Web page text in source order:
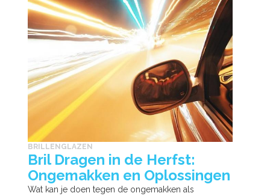
BRILLENGLAZEN
Bril Dragen in de Herfst:
Ongemakken en Oplossingen
Wat kan je doen tegen de ongemakken als